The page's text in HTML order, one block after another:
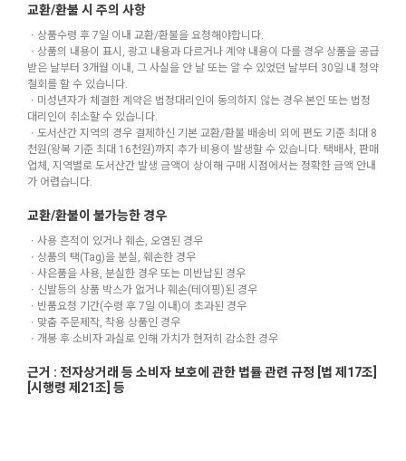
교환/환불 시 주의 사항
ㆍ상품수령 후 7일 이내 교환/환불을 요청해야합니다.
ㆍ상품의 내용이 표시, 광고 내용과 다르거나 계약 내용이 다를 경우 상품을 공급
받은 날부터 3개월 이내, 그 사실을 안 날 또는 알 수 있었던 날부터 30일 내 청약
철회를 할 수 있습니다.
ㆍ미성년자가 체결한 계약은 법정대리인이 동의하지 않는 경우 본인 또는 법정
대리인이 취소할 수 있습니다.
ㆍ도서산간 지역의 경우 결제하신 기본 교환/환불 배송비 외에 편도 기준 최대 8
천원(왕복 기준 최대 16천원)까지 추가 비용이 발생할 수 있습니다. 택배사, 판매
업체, 지역별로 도서산간 발생 금액이 상이해 구매 시점에서는 정확한 금액 안내
가 어렵습니다.
교환/환불이 불가능한 경우
ㆍ사용 흔적이 있거나 훼손, 오염된 경우
ㆍ상품의 택(Tag)을 분실, 훼손한 경우
ㆍ사은품을 사용, 분실한 경우 또는 미반납된 경우
ㆍ신발등의 상품 박스가 없거나 훼손(테이핑)된 경우
ㆍ반품요청 기간(수령 후 7일 이내)이 초과된 경우
ㆍ맞춤 주문제작, 착용 상품인 경우
ㆍ개봉 후 소비자 과실로 인해 가치가 현저히 감소한 경우
근거 : 전자상거래 등 소비자 보호에 관한 법률 관련 규정 [법 제17조]
[시행령 제21조] 등